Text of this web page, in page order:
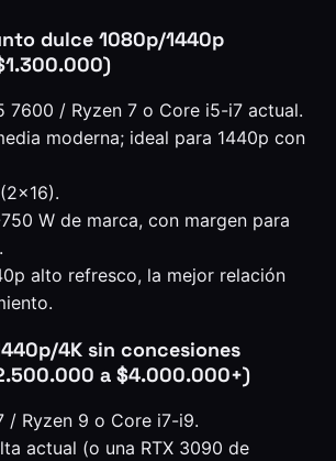
dulce 1080p/1440p
7600 / Ryzen 7 o Core i5-i7 actual.
moderna; ideal para 1440p con
W de marca, con margen para
alto refresco, la mejor relación
4K sin concesiones
a $4.000.000+)
/ Ryzen 9 o Core i7-i9.
actual (o una RTX 3090 de